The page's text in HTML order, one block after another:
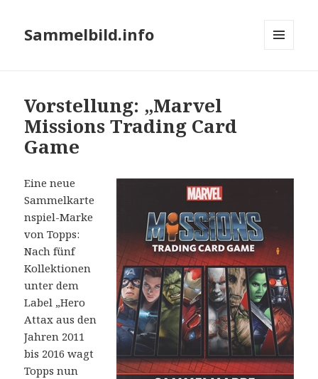
Sammelbild.info
Vorstellung: „Marvel
Missions Trading Card
Game
Eine neue
Sammelkarte
nspiel-Marke
von Topps:
Nach fünf
Kollektionen
unter dem
Label „Hero
Attax aus den
Jahren 2011
bis 2016 wagt
Topps nun